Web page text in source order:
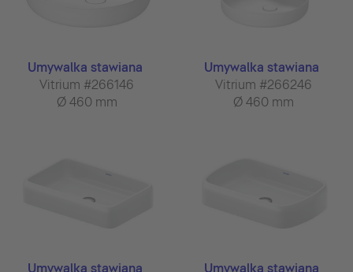
Umywalka stawiana
Vitrium #266146
Ø 460 mm
Umywalka stawiana
Vitrium #266246
Ø 460 mm
Umywalka stawiana
Umywalka stawiana